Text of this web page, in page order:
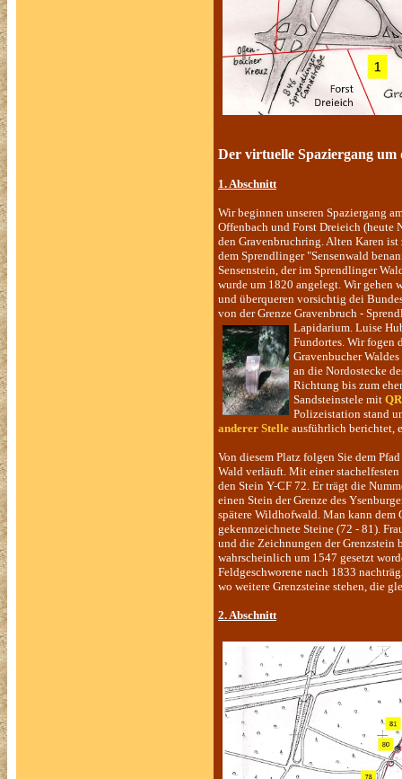
Der virtuelle Spaziergang um
1. Abschnitt
Wir beginnen unseren Spaziergang
Offenbach und Forst Dreieich (heute
den Gravenbruchring. Alten Karen ist
dem Sprendlinger "Sensenwald
Sensenstein, der im Sprendlinger
wurde um 1820 angelegt. Wir gehen
und überqueren vorsichtig dei
von der Grenze Gravenbruch -
Lapidarium. Luise
Fundortes. Wir fogen
Gravenbucher
an die Nordostecke
Richtung bis zum
Sandsteinstele mit
Polizeistation stand
anderer Stelle ausführlich berichtet,
Von diesem Platz folgen Sie dem
Wald verläuft. Mit einer
den Stein Y-CF 72. Er trägt die
einen Stein der Grenze des
spätere Wildhofwald. Man kann dem
gekennzeichnete Steine (72 - 81).
und die Zeichnungen der Grenzstein
wahrscheinlich um 1547 gesetzt
Feldgeschworene nach 1833
wo weitere Grenzsteine stehen, die
2. Abschnitt